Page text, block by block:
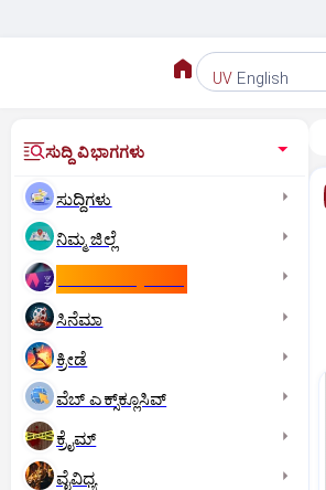
UV English
ಸುದ್ದಿ ವಿಭಾಗಗಳು
ಸುದ್ದಿಗಳು
ನಿಮ್ಮ ಜಿಲ್ಲೆ
ಸಿನೆಮಾ
ಕ್ರೀಡೆ
ವೆಬ್ ಎಕ್ಸ್‌ಕ್ಲೂಸಿವ್
ಕ್ರೈಮ್
ವೈವಿಧ್ಯ